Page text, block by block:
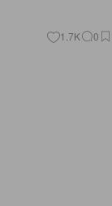
1.7K 0